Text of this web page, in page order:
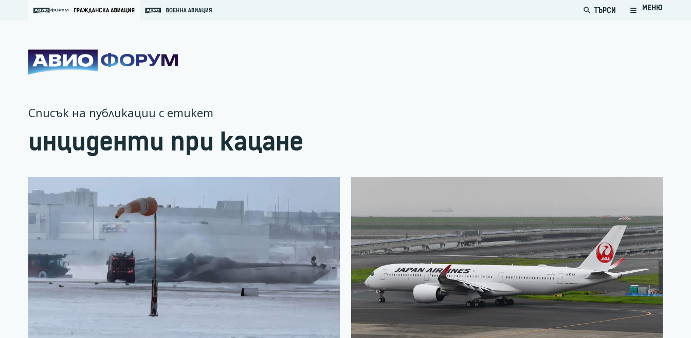
search ТЪРСИ МЕНЮ
Списък на публикации с етикет
инциденти при кацане